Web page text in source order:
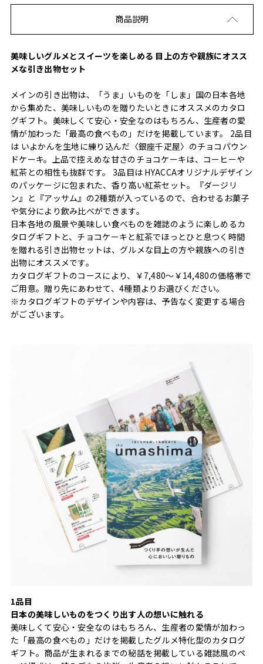
商品説明
美味しいグルメとスイーツを楽しめる 目上の方や親族にオスス
メな引き出物セット
メインの引き出物は、「うま」いものを「しま」国の日本各地
から集めた、美味しいものを贈りたいときにオススメのカタロ
グギフト。美味しくて安心・安全なのはもちろん、生産者の愛
情が加わった「最高の食べもの」だけを掲載しています。 2品目
は いよかんを生地に練り込んだ〈銀座千疋屋〉のチョコパウン
ドケーキ。上品で控えめな甘さのチョコケーキは、コーヒーや
紅茶との相性も抜群です。 3品目は HYACCAオリジナルデザイン
のパッケージに包まれた、香り高い紅茶セット。『ダージリ
ン』と『アッサム』の2種類が入っているので、合わせるお菓子
や気分により飲み比べができます。
日本各地の風景や美味しい食べものを雑誌のように楽しめるカ
タログギフトと、チョコケーキと紅茶でほっとひと息つく時間
を贈れる引き出物セットは、グルメな目上の方や親族への引き
出物にオススメです。
カタログギフトのコースにより、￥7,480〜￥14,480の価格帯で
ご用意。贈り先にあわせて、4種類よりお選びください。
※カタログギフトのデザインや内容は、予告なく変更する場合
がございます。
1品目
日本の美味しいものをつくり出す人の想いに触れる
美味しくて安心・安全なのはもちろん、生産者の愛情が加わっ
た「最高の食べもの」だけを掲載したグルメ特化型のカタログ
ギフト。商品が生まれるまでの秘話を掲載している雑誌風のペ